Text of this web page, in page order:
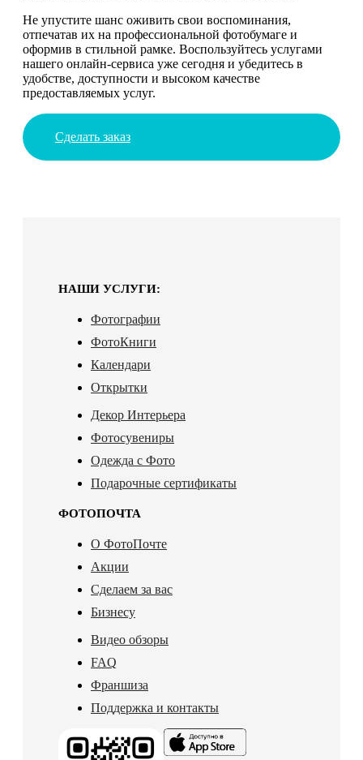
Не упустите шанс оживить свои воспоминания,
отпечатав их на профессиональной фотобумаге и
оформив в стильной рамке. Воспользуйтесь услугами
нашего онлайн-сервиса уже сегодня и убедитесь в
удобстве, доступности и высоком качестве
предоставляемых услуг.
Сделать заказ
НАШИ УСЛУГИ:
Фотографии
ФотоКниги
Календари
Открытки
Декор Интерьера
Фотосувениры
Одежда с Фото
Подарочные сертификаты
ФОТОПОЧТА
О ФотоПочте
Акции
Сделаем за вас
Бизнесу
Видео обзоры
FAQ
Франшиза
Поддержка и контакты